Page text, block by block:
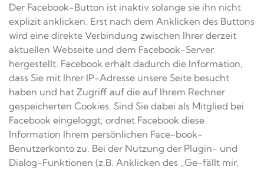
Der Facebook-Button ist inaktiv solange sie ihn nicht
explizit anklicken. Erst nach dem Anklicken des Buttons
wird eine direkte Verbindung zwischen Ihrer derzeit
aktuellen Webseite und dem Facebook-Server
hergestellt. Facebook erhält dadurch die Information,
dass Sie mit Ihrer IP-Adresse unsere Seite besucht
haben und hat Zugriff auf die auf Ihrem Rechner
gespeicherten Cookies. Sind Sie dabei als Mitglied bei
Facebook eingeloggt, ordnet Facebook diese
Information Ihrem persönlichen Face-book-
Benutzerkonto zu. Bei der Nutzung der Plugin- und
Dialog-Funktionen (z.B. Anklicken des „Ge-fällt mir,